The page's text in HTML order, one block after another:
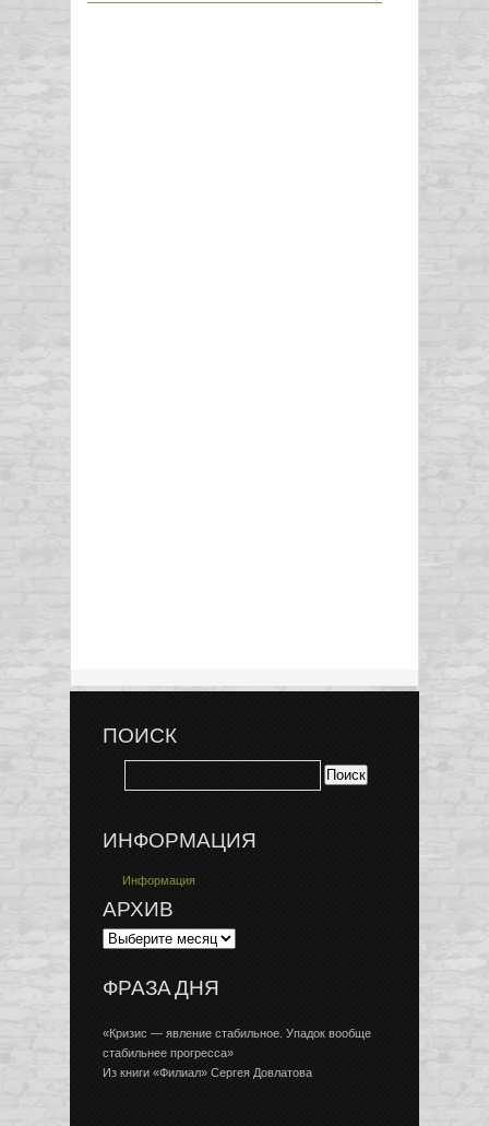
ПОИСК
ИНФОРМАЦИЯ
Информация
АРХИВ
ФРАЗА ДНЯ
«Кризис — явление стабильное. Упадок вообще
стабильнее прогресса»
Из книги «Филиал» Сергея Довлатова